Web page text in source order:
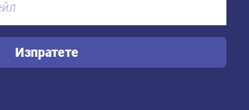
Изпратете